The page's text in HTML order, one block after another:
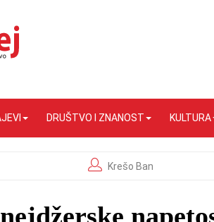
DRUŠTVO I ZNANOST KULTURA
Krešo Ban